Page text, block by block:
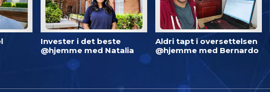
Invester i det beste
@hjemme med Natalia
Aldri tapt i oversettelsen
@hjemme med Bernardo